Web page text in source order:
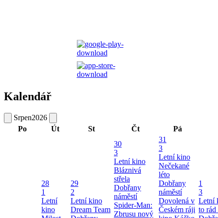
Kalendář
Srpen2026
Po
Út St Čt Pá
28
1
Letní
kino
29
2
Letní kino
Dream Team
30
3
Letní kino
Bláznivá
střela
Dobřany
náměstí
Spider-Man:
Zbrusu nový
31
3
Letní kino
Nečekané
léto
Dobřany
náměstí
Dovolená v
Českém ráji
1
3
Letní
to